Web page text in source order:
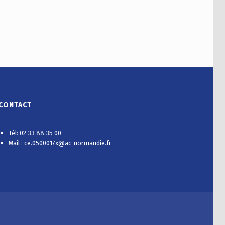
Tél: 02 33 88 35 00
Mail :ce.0500017x@ac-normandie.fr